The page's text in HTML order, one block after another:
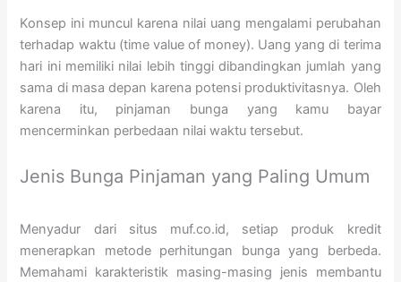
Konsep ini muncul karena nilai uang mengalami perubahan
terhadap waktu (time value of money). Uang yang di terima
hari ini memiliki nilai lebih tinggi dibandingkan jumlah yang
sama di masa depan karena potensi produktivitasnya. Oleh
karena itu, pinjaman bunga yang kamu bayar
mencerminkan perbedaan nilai waktu tersebut.
Jenis Bunga Pinjaman yang Paling Umum
Menyadur dari situs muf.co.id, setiap produk kredit
menerapkan metode perhitungan bunga yang berbeda.
Memahami karakteristik masing-masing jenis membantu